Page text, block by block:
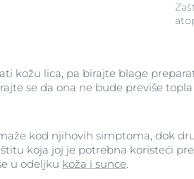
kožu lica, pa birajte blage
se da ona ne bude previše
kod njihovih simptoma, dok
koja joj je potrebna koristeći
u odeljku koža i sunce.